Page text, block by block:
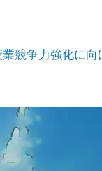
業競争力強化に向